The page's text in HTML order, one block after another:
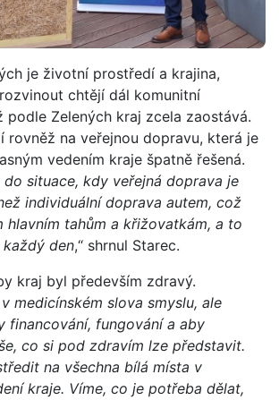
je životní prostředí a krajina,
chtějí dál komunitní
podle Zelených kraj zcela zaostává.
rovněž na veřejnou dopravu, která je
vedením kraje špatně řešená.
do situace, kdy veřejná doprava je
individuální doprava autem, což
hlavním tahům a křižovatkám, a to
den,“ shrnul Starec.
kraj byl především zdravý.
medicínském slova smyslu, ale
financování, fungování a aby
co si pod zdravím lze představit.
na všechna bílá místa v
kraje. Víme, co je potřeba dělat,